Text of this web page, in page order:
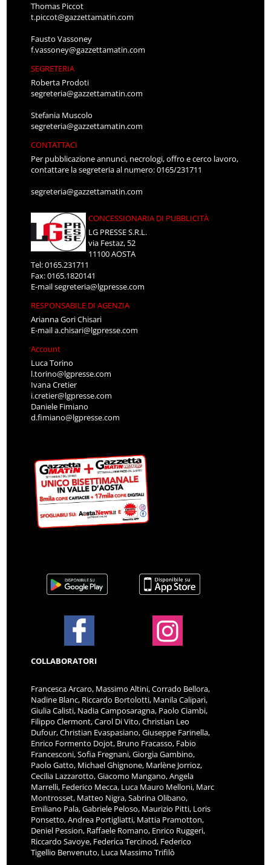
Thomas Piccot
t.piccot@gazzettamatin.com
Fausto Vassoney
f.vassoney@gazzettamatin.com
SEGRETERIA
Roberta Prodoti
segreteria@gazzettamatin.com
Stefania Muscolo
segreteria@gazzettamatin.com
CONTATTACI
Per pubblicazione annunci, necrologi, offro e cerco lavoro,
contattare la segreteria al numero: 0165/231711
segreteria@gazzettamatin.com
CONCESSIONARIA DI PUBBLICITÀ
LG PRESSE S.R.L.
via Festaz, 52
11100 AOSTA
Tel: 0165.231711
Fax: 0165.1820141
E-mailsegreteria@lgpresse.com
RESPONSABILE DI AGENZIA
Arianna Gori Chisari
E-maila.chisari@lgpresse.com
Account
Luca Torino
l.torino@lgpresse.com
Ivana Cretier
i.cretier@lgpresse.com
Daniele Fimiano
d.fimiano@lgpresse.com
COLLABORATORI
Francesca Arcaro, Massimo Altini, Corrado Bellora,
Nadine Blanc, Riccardo Bortolotti, Manila Calipari,
Giulia Calisti, Nadia Camposaragna, Paolo Ciambi,
Filippo Clermont, Carol Di Vito, Christian Leo
Dufour, Christian Evaspasiano, Giuseppe Farinella,
Enrico Formento Dojot, Bruno Fracasso, Fabio
Francesconi, Sofia Fregnani, Giorgia Gambino,
Paolo Gatto, Michael Ghignone, Marlène Jorrioz,
Cecilia Lazzarotto, Giacomo Mangano, Angela
Marrelli, Federico Mecca, Luca Mauro Melloni, Marc
Montrosset, Matteo Nigra, Sabrina Olibano,
Emiliano Pala, Gabriele Peloso, Maurizio Pitti, Loris
Ponsetto, Andrea Portigliatti, Mattia Pramotton,
Deniel Pession, Raffaele Romano, Enrico Ruggeri,
Riccardo Savoye, Federica Tercinod, Federico
Tigellio Benvenuto, Luca Massimo Trifilò